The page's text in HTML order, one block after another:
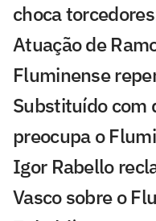
choca
Atuação de
Fluminense
Substituído com
preocupa o
Igor Rabello
Vasco sobre o